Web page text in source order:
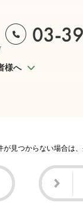
様へ
見つからない場合は